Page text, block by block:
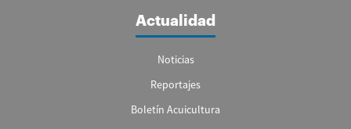
Actualidad
Noticias
Reportajes
Boletín Acuicultura